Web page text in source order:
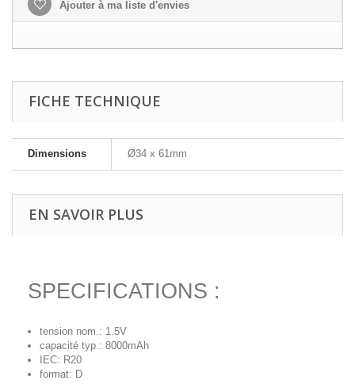
Ajouter à ma liste d'envies
FICHE TECHNIQUE
Dimensions Ø34 x 61mm
EN SAVOIR PLUS
SPECIFICATIONS :
tension nom.: 1.5V
capacité typ.: 8000mAh
IEC: R20
format: D